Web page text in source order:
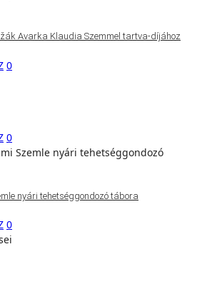
Avarka Klaudia Szemmel tartva-díjához
0
0
nyári tehetséggondozó tábora
0